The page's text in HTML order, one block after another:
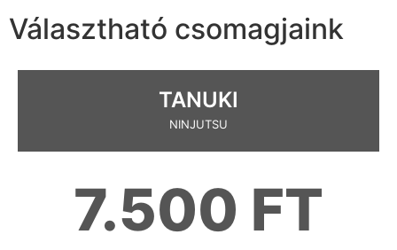
Választható csomagjaink
TANUKI
NINJUTSU
7.500 FT